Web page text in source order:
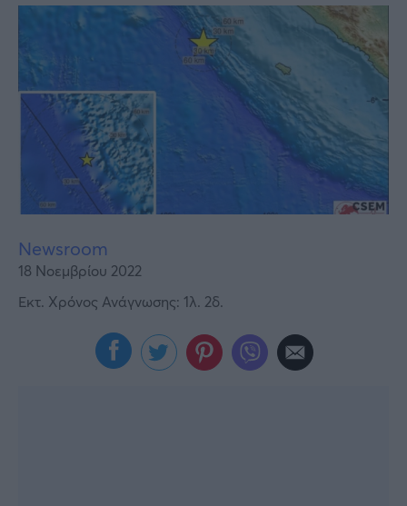
ΕΣΠΑ
Lifestyle
Αθλητικά
Υγεία
Γυναίκα
Καιρός
Newsroom
18 Νοεμβρίου 2022
Εκτ. Χρόνος Ανάγνωσης: 1λ. 2δ.